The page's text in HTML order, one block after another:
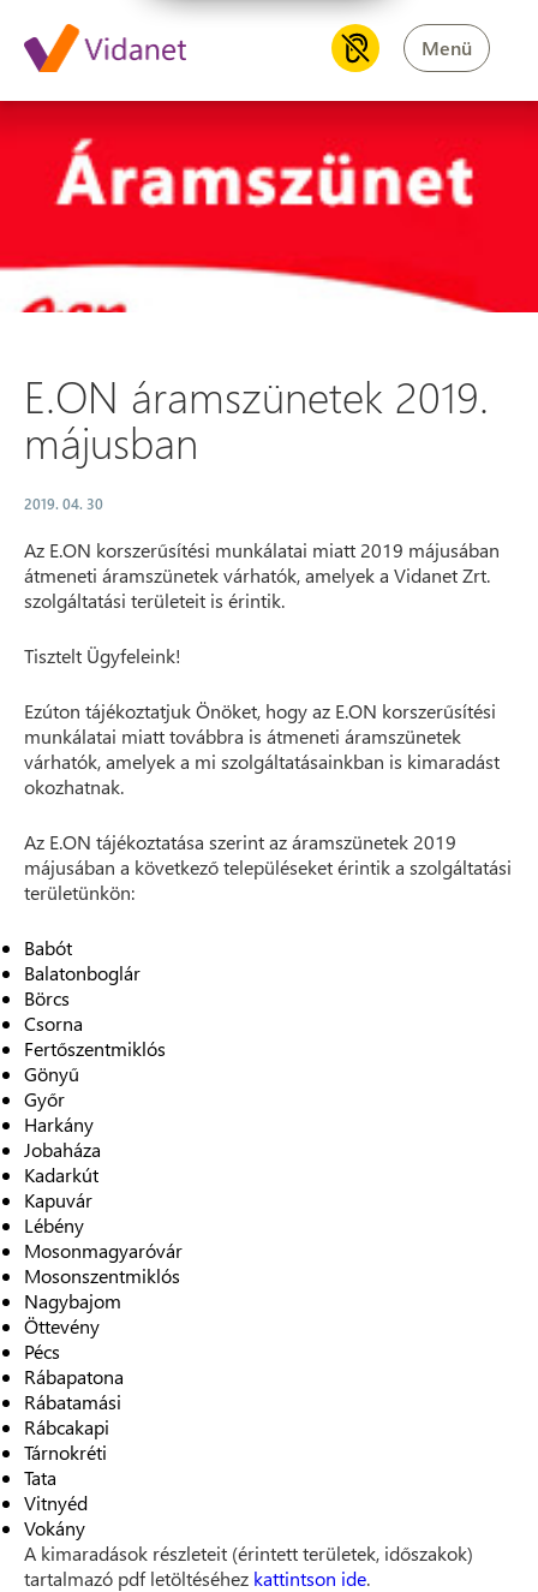
Menü
E.ON áramszünetek 2019.
E.ON áramszünetek 2019.
májusban
2019. 04. 30
Az E.ON korszerűsítési munkálatai miatt 2019 májusában
átmeneti áramszünetek várhatók, amelyek a Vidanet Zrt.
szolgáltatási területeit is érintik.
Tisztelt Ügyfeleink!
Ezúton tájékoztatjuk Önöket, hogy az E.ON korszerűsítési
munkálatai miatt továbbra is átmeneti áramszünetek
várhatók, amelyek a mi szolgáltatásainkban is kimaradást
okozhatnak.
Az E.ON tájékoztatása szerint az áramszünetek 2019
májusában a következő településeket érintik a szolgáltatási
területünkön:
Babót
Balatonboglár
Börcs
Csorna
Fertőszentmiklós
Gönyű
Győr
Harkány
Jobaháza
Kadarkút
Kapuvár
Lébény
Mosonmagyaróvár
Mosonszentmiklós
Nagybajom
Öttevény
Pécs
Rábapatona
Rábatamási
Rábcakapi
Tárnokréti
Tata
Vitnyéd
Vokány
A kimaradások részleteit (érintett területek, időszakok)
tartalmazó pdf letöltéséhez kattintson ide.